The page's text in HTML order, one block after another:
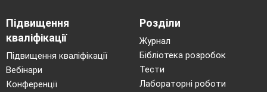
Підвищення
кваліфікації
Підвищення кваліфікації
Вебінари
Конференції
Розділи
Журнал
Бібліотека розробок
Тести
Лабораторні роботи